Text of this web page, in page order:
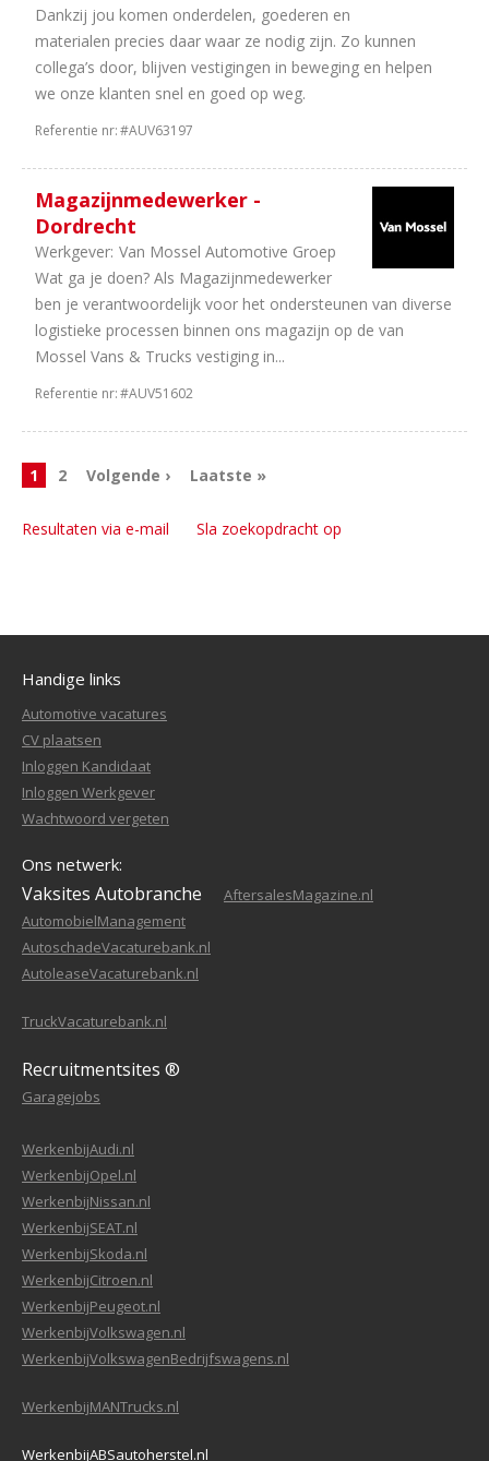
Dankzij jou komen onderdelen, goederen en
materialen precies daar waar ze nodig zijn. Zo kunnen
collega’s door, blijven vestigingen in beweging en helpen
we onze klanten snel en goed op weg.
Referentie nr:#AUV63197
Magazijnmedewerker -
Dordrecht
Werkgever: Van Mossel Automotive Groep
Wat ga je doen? Als Magazijnmedewerker
ben je verantwoordelijk voor het ondersteunen van diverse
logistieke processen binnen ons magazijn op de van
Mossel Vans & Trucks vestiging in...
Referentie nr:#AUV51602
1 2 Volgende › Laatste »
Resultaten via e-mail Sla zoekopdracht op
Handige links
Automotive vacatures
CV plaatsen
Inloggen Kandidaat
Inloggen Werkgever
Wachtwoord vergeten
Ons netwerk:
Vaksites Autobranche
AftersalesMagazine.nl
AutomobielManagement
AutoschadeVacaturebank.nl
AutoleaseVacaturebank.nl
TruckVacaturebank.nl
Recruitmentsites ®
Garagejobs
WerkenbijAudi.nl
WerkenbijOpel.nl
WerkenbijNissan.nl
WerkenbijSEAT.nl
WerkenbijSkoda.nl
WerkenbijCitroen.nl
WerkenbijPeugeot.nl
WerkenbijVolkswagen.nl
WerkenbijVolkswagenBedrijfswagens.nl
WerkenbijMANTrucks.nl
WerkenbijABSautoherstel.nl